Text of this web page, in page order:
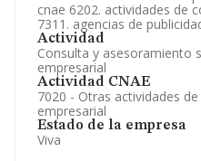
cnae 6202. actividades de
7311. agencias de
Actividad
Consulta y asesoramiento
empresarial
Actividad CNAE
7020 - Otras actividades
empresarial
Estado de la empresa
Viva